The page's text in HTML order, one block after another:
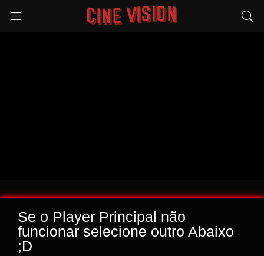
Se o Player Principal não
funcionar selecione outro Abaixo
;D